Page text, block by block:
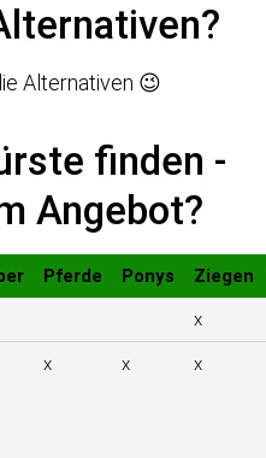
Alternativen 😉
finden -
Angebot?
Pferde Ponys
Ziegen
x
x x x